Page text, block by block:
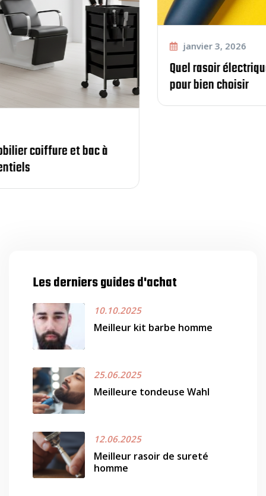
janvier 3, 2026
Quel rasoir électrique choisir : Guide complet
pour bien choisir
Les derniers guides d'achat
10.10.2025
Meilleur kit barbe homme
25.06.2025
Meilleure tondeuse Wahl
12.06.2025
Meilleur rasoir de sureté
homme